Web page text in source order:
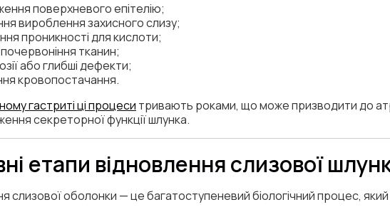
поверхневого епітелію;
вироблення захисного слизу;
проникності для кислоти;
тканин;
або глибші дефекти;
кровопостачання.
гастриті ці процеси тривають роками, що може призводити до
секреторної функції шлунка.
етапи відновлення слизової
слизової оболонки — це багатоступеневий біологічний процес,